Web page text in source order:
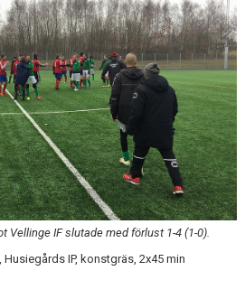
IF slutade med förlust 1-4 (1-0).
IP, konstgräs, 2x45 min